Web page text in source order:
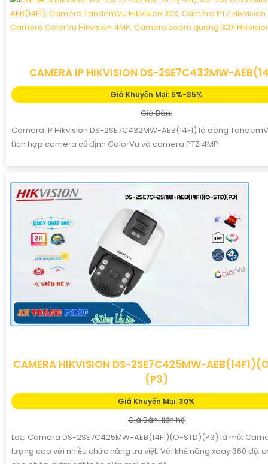
CAMERA IP HIKVISION DS-2SE7C432MW-
Giá Khuyến Mại: 5%-35%
Giá Bán:
Camera IP Hikvision DS-2SE7C432MW-AEB(14F1) là dòng
tích hợp camera cố định ColorVu và camera PTZ 4MP
CAMERA HIKVISION DS-2SE7C425MW-
(P3)
Giá Khuyến Mại: 30%
Giá Bán: liên hệ
Loại Camera DS-2SE7C425MW-AEB(14F1)(O-STD)(P3) là một
lượng cao với nhiều chức năng ưu việt. Với khả năng xoay 360 độ,